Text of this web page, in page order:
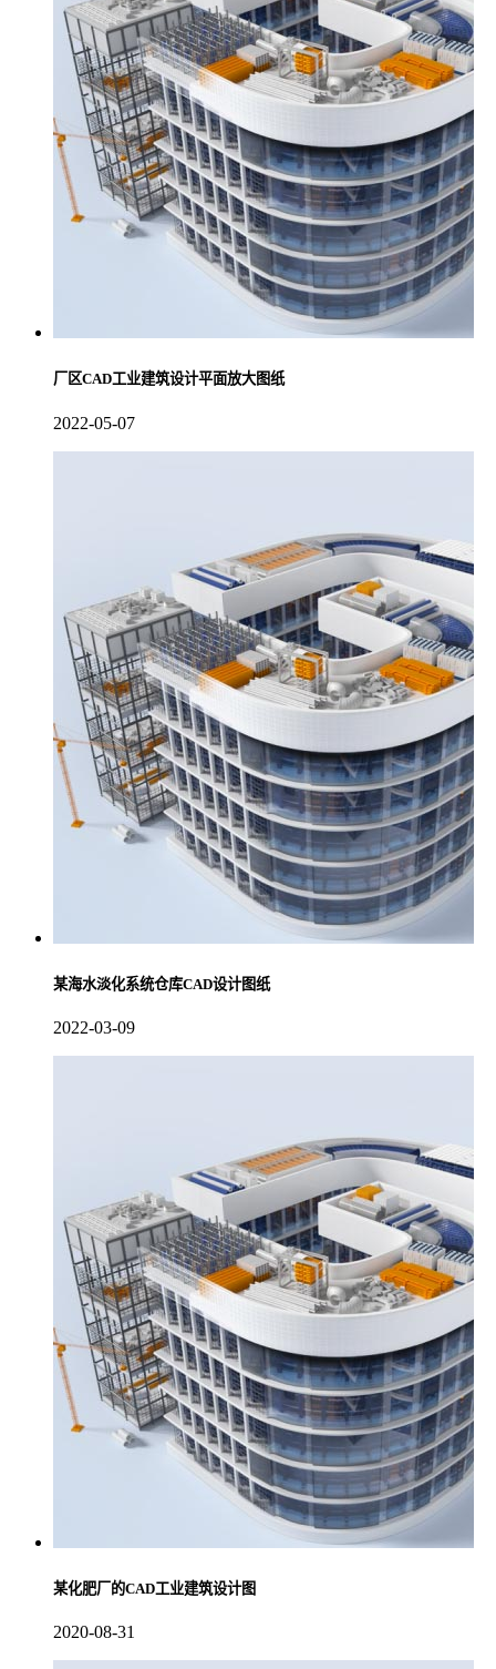
厂区CAD工业建筑设计平面放大图纸
2022-05-07
某海水淡化系统仓库CAD设计图纸
2022-03-09
某化肥厂的CAD工业建筑设计图
2020-08-31